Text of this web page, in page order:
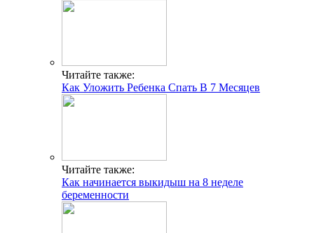
Читайте также:
Как Уложить Ребенка Спать В 7 Месяцев
Читайте также:
Как начинается выкидыш на 8 неделе
беременности